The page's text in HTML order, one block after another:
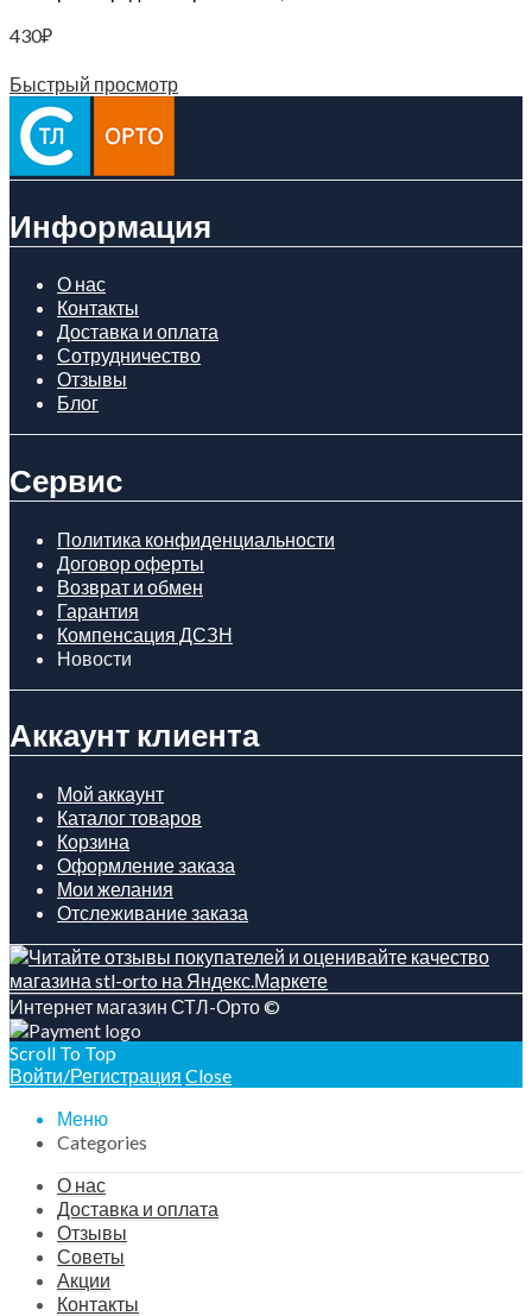
430₽
Быстрый просмотр
Информация
О нас
Контакты
Доставка и оплата
Сотрудничество
Отзывы
Блог
Сервис
Политика конфиденциальности
Договор оферты
Возврат и обмен
Гарантия
Компенсация ДСЗН
Новости
Аккаунт клиента
Мой аккаунт
Каталог товаров
Корзина
Оформление заказа
Мои желания
Отслеживание заказа
Интернет магазин СТЛ-Орто ©
Scroll To Top
Войти/Регистрация Close
Меню
Categories
О нас
Доставка и оплата
Отзывы
Советы
Акции
Контакты